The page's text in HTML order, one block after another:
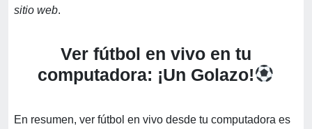
sitio web.
Ver fútbol en vivo en tu
computadora: ¡Un Golazo!
En resumen, ver fútbol en vivo desde tu computadora es